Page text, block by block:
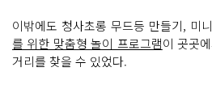
이밖에도 청사초롱 무드등 만들기, 미
를 위한 맞춤형 놀이 프로그램이 곳곳
거리를 찾을 수 있었다.